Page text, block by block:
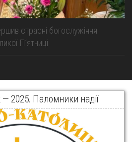
страсні богослужіння
Пʼятниці
— 2025. Паломники надії